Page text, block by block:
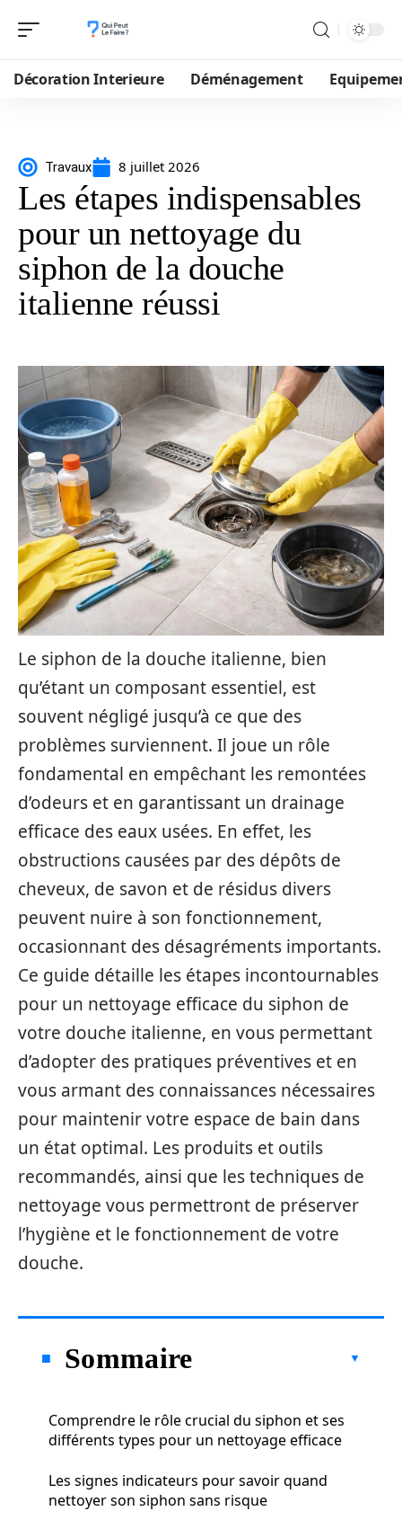
Décoration Interieure Déménagement
Travaux 8 juillet 2026
Les étapes indispensables
pour un nettoyage du
siphon de la douche
italienne réussi
Le siphon de la douche italienne, bien
qu’étant un composant essentiel, est
souvent négligé jusqu’à ce que des
problèmes surviennent. Il joue un rôle
fondamental en empêchant les remontées
d’odeurs et en garantissant un drainage
efficace des eaux usées. En effet, les
obstructions causées par des dépôts de
cheveux, de savon et de résidus divers
peuvent nuire à son fonctionnement,
occasionnant des désagréments importants.
Ce guide détaille les étapes incontournables
pour un nettoyage efficace du siphon de
votre douche italienne, en vous permettant
d’adopter des pratiques préventives et en
vous armant des connaissances nécessaires
pour maintenir votre espace de bain dans
un état optimal. Les produits et outils
recommandés, ainsi que les techniques de
nettoyage vous permettront de préserver
l’hygiène et le fonctionnement de votre
douche.
Sommaire
Comprendre le rôle crucial du siphon et ses
différents types pour un nettoyage efficace
Les signes indicateurs pour savoir quand
nettoyer son siphon sans risque